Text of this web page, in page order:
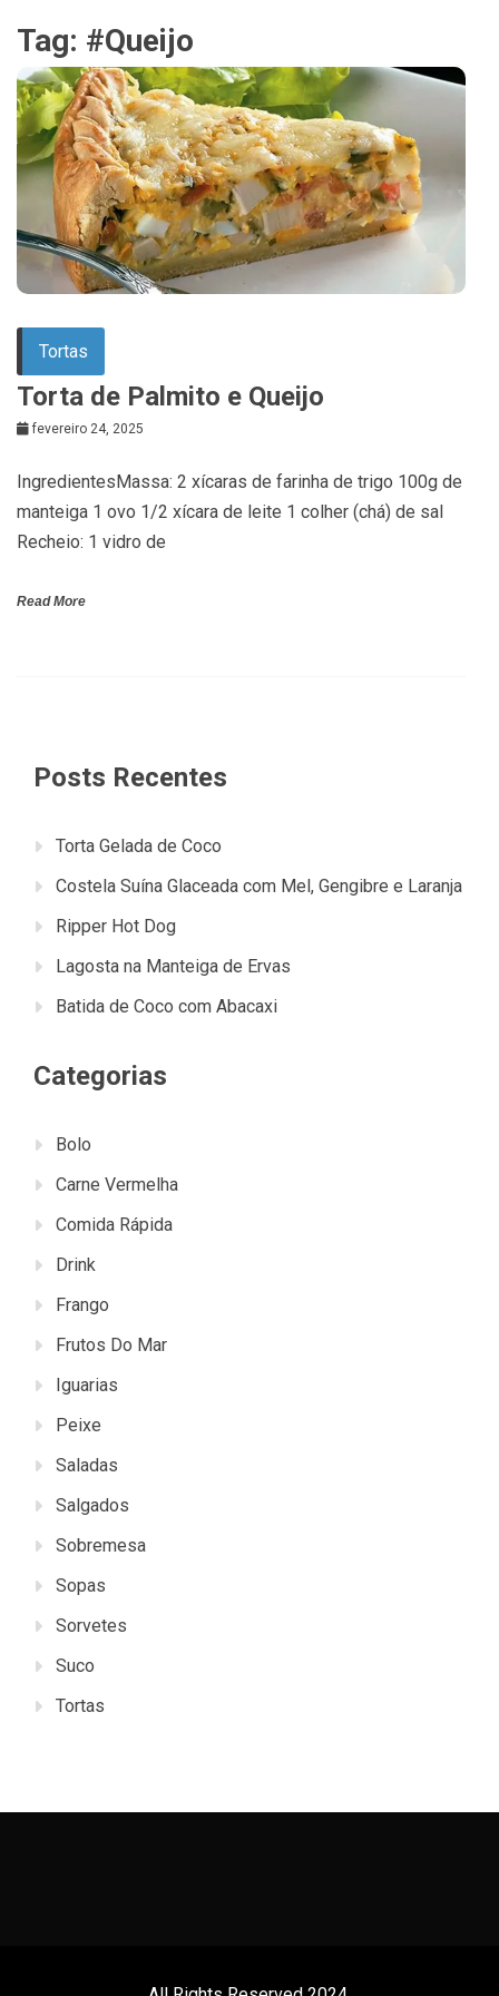
Tag: #Queijo
Tortas
Torta de Palmito e Queijo
fevereiro 24, 2025
IngredientesMassa: 2 xícaras de farinha de trigo 100g de
manteiga 1 ovo 1/2 xícara de leite 1 colher (chá) de sal
Recheio: 1 vidro de
Read More
Posts Recentes
Torta Gelada de Coco
Costela Suína Glaceada com Mel, Gengibre e Laranja
Ripper Hot Dog
Lagosta na Manteiga de Ervas
Batida de Coco com Abacaxi
Categorias
Bolo
Carne Vermelha
Comida Rápida
Drink
Frango
Frutos Do Mar
Iguarias
Peixe
Saladas
Salgados
Sobremesa
Sopas
Sorvetes
Suco
Tortas